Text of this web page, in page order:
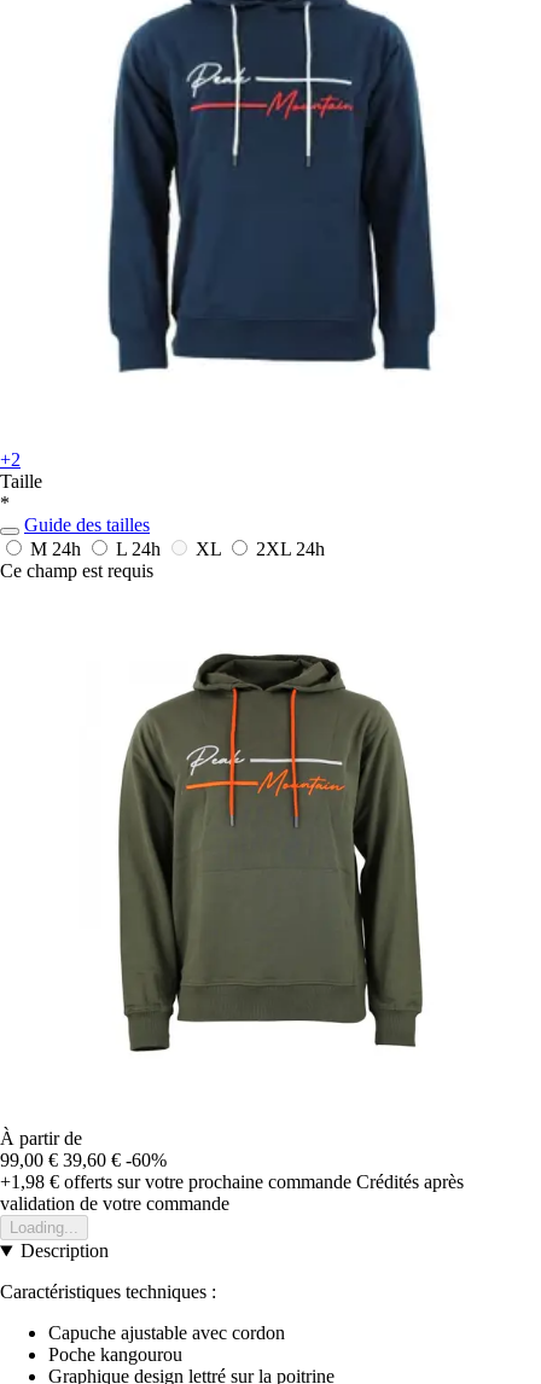
+2
Taille
*
Guide des tailles
M 24h L 24h XL 2XL 24h
Ce champ est requis
À partir de
99,00 € 39,60 € -60%
+1,98 € offerts sur votre prochaine commande Crédités après
validation de votre commande
Loading...
Description
Caractéristiques techniques :
Capuche ajustable avec cordon
Poche kangourou
Graphique design lettré sur la poitrine